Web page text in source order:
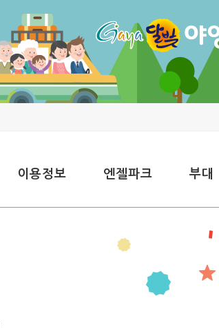
이용정보 엔젤파크 부대